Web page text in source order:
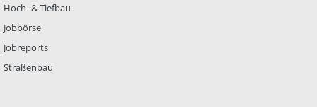
Hoch- & Tiefbau
Jobbörse
Jobreports
Straßenbau